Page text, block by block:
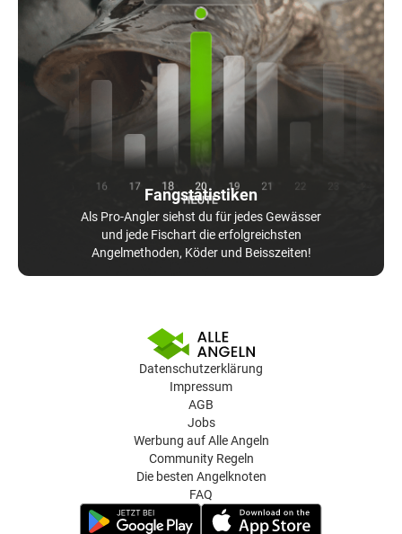
Fangstatistiken
Als Pro-Angler siehst du für jedes Gewässer
und jede Fischart die erfolgreichsten
Angelmethoden, Köder und Beisszeiten!
Datenschutzerklärung
Impressum
AGB
Jobs
Werbung auf Alle Angeln
Community Regeln
Die besten Angelknoten
FAQ